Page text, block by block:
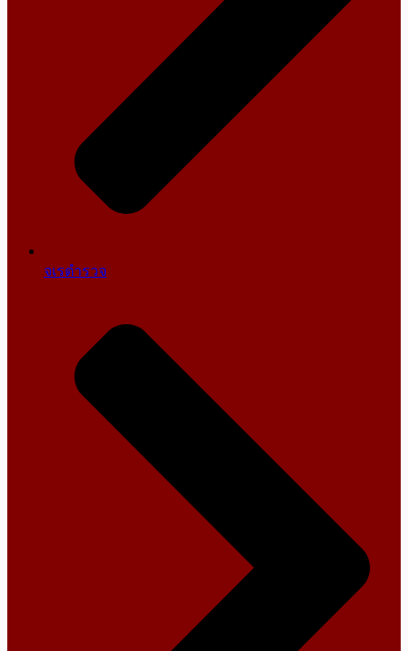
จเรตำรวจ